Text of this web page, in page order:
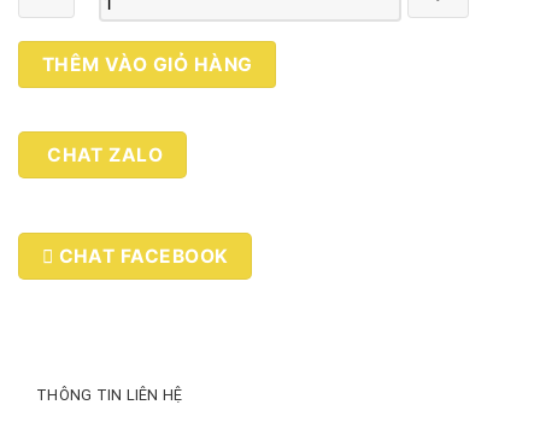
Hạnh
phúc
đôi
THÊM VÀO GIỎ HÀNG
CHAT ZALO
CHAT FACEBOOK
THÔNG TIN LIÊN HỆ